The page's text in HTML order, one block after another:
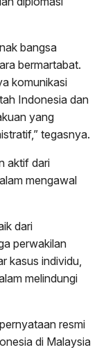
bangsa
bermartabat.
komunikasi
Indonesia dan
yang
tegasnya.
aktif dari
mengawal
dari
perwakilan
kasus individu,
melindungi
resmi
di Malaysia